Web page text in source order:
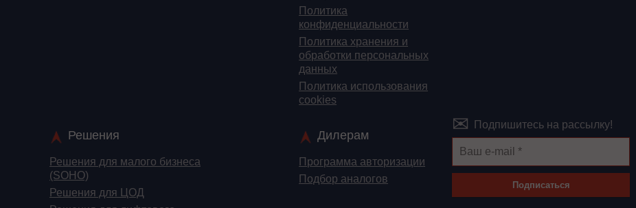
Политика
конфиденциальности
Политика хранения и
обработки персональных
данных
Политика использования
cookies
Решения
Решения для малого бизнеса
(SOHO)
Решения для ЦОД
Дилерам
Программа авторизации
Подбор аналогов
Подпишитесь на рассылку!
Подписаться